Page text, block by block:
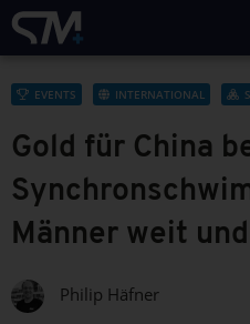
EVENTS INTERNATIONAL
Gold für China
Männer weit
Philip Häfner